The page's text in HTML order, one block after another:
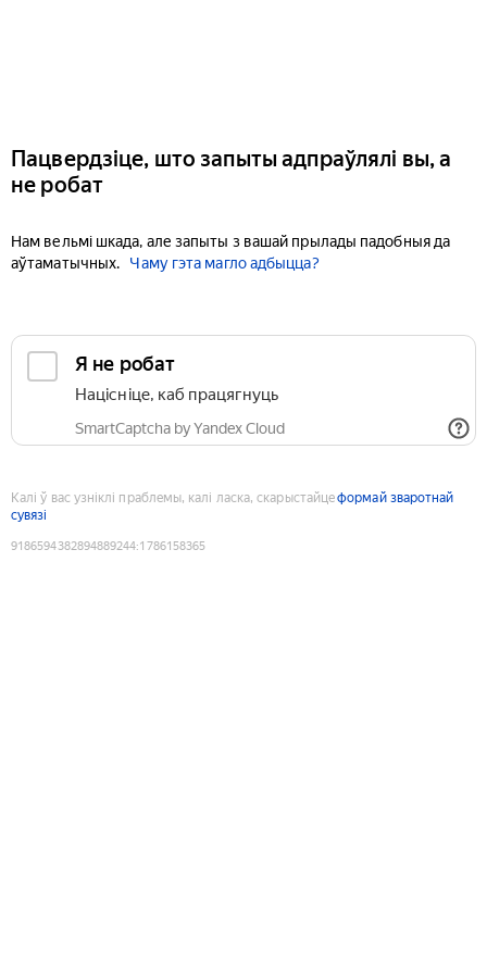
Пацвердзіце, што запыты адпраўлялі вы, а
не робат
Нам вельмі шкада, але запыты з вашай прылады падобныя да
аўтаматычных.
Чаму гэта магло адбыцца?
Я не робат
Націсніце, каб працягнуць
SmartCaptcha by Yandex Cloud
Калі ў вас узніклі праблемы, калі ласка, скарыстайцеформай зваротнай
сувязі
9186594382894889244:1786158365